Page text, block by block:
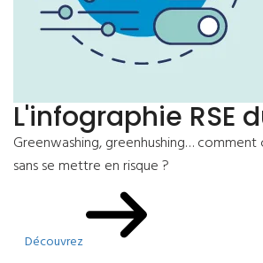
L'infographie RSE
Greenwashing, greenhushing… comment
sans se mettre en risque ?
Découvrez